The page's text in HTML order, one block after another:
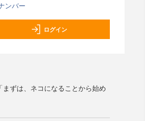
ンバー
ログイン
ずは、ネコになることから始め